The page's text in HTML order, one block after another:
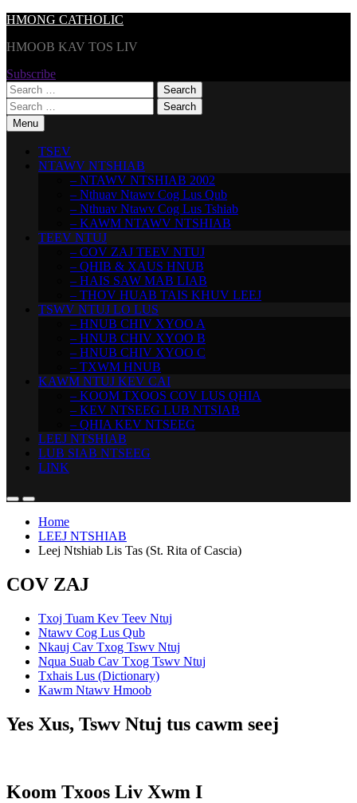
Skip
content
HMONG CATHOLIC
HMOOB KAV TOS LIV
Subscribe
Search
for:
Search
for:Menu
TSEV
NTAWV NTSHIAB
– NTAWV NTSHIAB 2002
– Nthuav Ntawv Cog Lus Qub
– Nthuav Ntawv Cog Lus Tshiab
– KAWM NTAWV NTSHIAB
TEEV NTUJ
– COV ZAJ TEEV NTUJ
– QHIB & XAUS HNUB
– HAIS SAW MAB LIAB
– THOV HUAB TAIS KHUV LEEJ
TSWV NTUJ LO LUS
– HNUB CHIV XYOO A
– HNUB CHIV XYOO B
– HNUB CHIV XYOO C
– TXWM HNUB
KAWM NTUJ KEV CAI
– KOOM TXOOS COV LUS QHIA
– KEV NTSEEG LUB NTSIAB
– QHIA KEV NTSEEG
LEEJ NTSHIAB
LUB SIAB NTSEEG
LINK
Home
LEEJ NTSHIAB
Leej Ntshiab Lis Tas (St. Rita of Cascia)
COV ZAJ
Txoj Tuam Kev Teev Ntuj
Ntawv Cog Lus Qub
Nkauj Cav Txog Tswv Ntuj
Nqua Suab Cav Txog Tswv Ntuj
Txhais Lus (Dictionary)
Kawm Ntawv Hmoob
Yes Xus, Tswv Ntuj tus cawm seej
Koom Txoos Liv Xwm I